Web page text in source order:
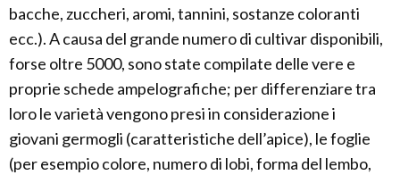
bacche, zuccheri, aromi, tannini, sostanze coloranti
ecc.). A causa del grande numero di cultivar disponibili,
forse oltre 5000, sono state compilate delle vere e
proprie schede ampelografiche; per differenziare tra
loro le varietà vengono presi in considerazione i
giovani germogli (caratteristiche dell’apice), le foglie
(per esempio colore, numero di lobi, forma del lembo,